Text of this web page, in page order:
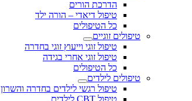
הדרכת הורים
טיפול דיאדי – הורה ילד
כל הטיפולים
טיפולים זוגיים
טיפול זוגי וייעוץ זוגי בחדרה
טיפול זוגי אחרי בגידה
כל הטיפולים
טיפולים לילדים
טיפול רגשי לילדים בחדרה והשרון
טיפול CBT לילדים